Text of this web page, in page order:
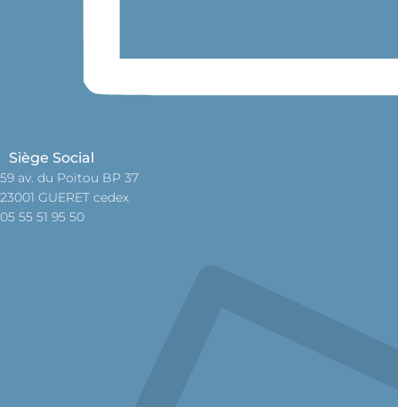
Siège Social
59 av. du Poitou BP 37
23001 GUERET cedex
05 55 51 95 50